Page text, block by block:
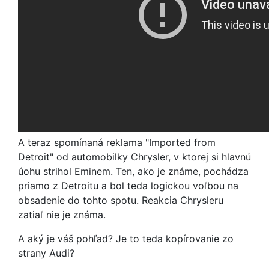
A teraz spomínaná reklama "Imported from
Detroit" od automobilky Chrysler, v ktorej si hlavnú
úohu strihol Eminem. Ten, ako je známe, pochádza
priamo z Detroitu a bol teda logickou voľbou na
obsadenie do tohto spotu. Reakcia Chrysleru
zatiaľ nie je známa.
A aký je váš pohľad? Je to teda kopírovanie zo
strany Audi?